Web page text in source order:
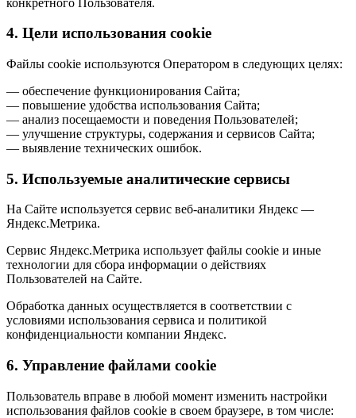
4. Цели использования cookie
Файлы cookie используются Оператором в следующих целях:
— обеспечение функционирования Сайта;
— повышение удобства использования Сайта;
— анализ посещаемости и поведения Пользователей;
— улучшение структуры, содержания и сервисов Сайта;
— выявление технических ошибок.
5. Используемые аналитические сервисы
На Сайте используется сервис веб-аналитики Яндекс —
Яндекс.Метрика.
Сервис Яндекс.Метрика использует файлы cookie и иные
технологии для сбора информации о действиях
Пользователей на Сайте.
Обработка данных осуществляется в соответствии с
условиями использования сервиса и политикой
конфиденциальности компании Яндекс.
6. Управление файлами cookie
Пользователь вправе в любой момент изменить настройки
использования файлов cookie в своем браузере, в том числе: